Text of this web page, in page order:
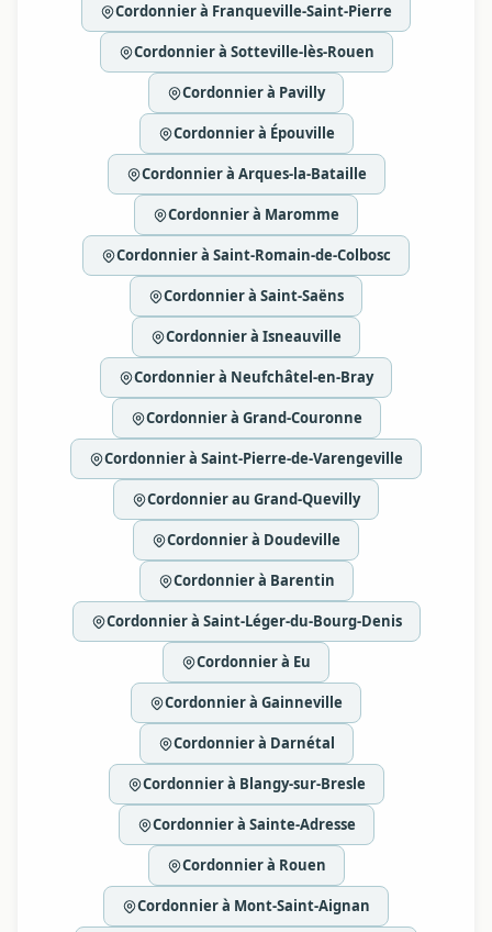
Cordonnier à Franqueville-Saint-Pierre
Cordonnier à Sotteville-lès-Rouen
Cordonnier à Pavilly
Cordonnier à Épouville
Cordonnier à Arques-la-Bataille
Cordonnier à Maromme
Cordonnier à Saint-Romain-de-Colbosc
Cordonnier à Saint-Saëns
Cordonnier à Isneauville
Cordonnier à Neufchâtel-en-Bray
Cordonnier à Grand-Couronne
Cordonnier à Saint-Pierre-de-Varengeville
Cordonnier au Grand-Quevilly
Cordonnier à Doudeville
Cordonnier à Barentin
Cordonnier à Saint-Léger-du-Bourg-Denis
Cordonnier à Eu
Cordonnier à Gainneville
Cordonnier à Darnétal
Cordonnier à Blangy-sur-Bresle
Cordonnier à Sainte-Adresse
Cordonnier à Rouen
Cordonnier à Mont-Saint-Aignan